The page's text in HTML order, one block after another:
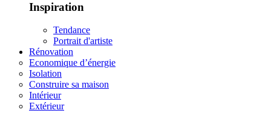
Inspiration
Tendance
Portrait d'artiste
Rénovation
Economique d’énergie
Isolation
Construire sa maison
Intérieur
Extérieur